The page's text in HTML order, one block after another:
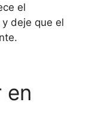
el
deje que el
en